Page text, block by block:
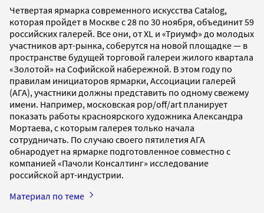
Четвертая ярмарка современного искусства Сatalog,
которая пройдет в Москве с 28 по 30 ноября, объединит 59
российских галерей. Все они, от XL и «Триумф» до молодых
участников арт-рынка, соберутся на новой площадке — в
пространстве будущей торговой галереи жилого квартала
«Золотой» на Софийской набережной. В этом году по
правилам инициаторов ярмарки, Ассоциации галерей
(АГА), участники должны представить по одному свежему
имени. Например, московская pop/off/art планирует
показать работы красноярского художника Александра
Мортаева, с которым галерея только начала
сотрудничать. По случаю своего пятилетия АГА
обнародует на ярмарке подготовленное совместно с
компанией «Пачоли Консалтинг» исследование
российской арт-индустрии.
Материал по теме